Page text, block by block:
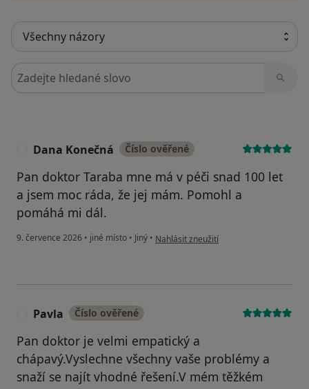
Hledejte v názorech
Dana Konečná Číslo ověřené
Pan doktor Taraba mne má v péči snad 100 let
a jsem moc ráda, že jej mám. Pomohl a
pomáhá mi dál.
9. července 2026 • jiné místo • Jiný • podle názoru uživatele Dana Konečná
Nahlásit zneužití
Pavla Číslo ověřené
Pan doktor je velmi empatický a
chápavý.Vyslechne všechny vaše problémy a
snaží se najít vhodné řešení.V mém těžkém